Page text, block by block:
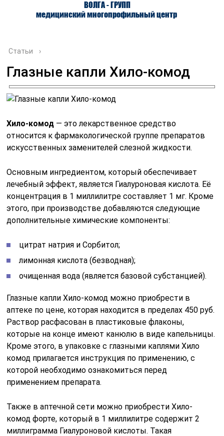
ВОЛГА - ГРУПП
медицинский многопрофильный центр
О ЦЕНТРЕ ВРАЧИ УСЛУГИ
Статьи ›
Глазные капли Хило-комод
Хило-комод — это лекарственное средство
относится к фармакологической группе препаратов
искусственных заменителей слезной жидкости.
Основным ингредиентом, который обеспечивает
лечебный эффект, является Гиалуроновая кислота. Её
концентрация в 1 миллилитре составляет 1 мг. Кроме
этого, при производстве добавляются следующие
дополнительные химические компоненты:
цитрат натрия и Сорбитол;
лимонная кислота (безводная);
очищенная вода (является базовой субстанцией).
Глазные капли Хило-комод можно приобрести в
аптеке по цене, которая находится в пределах 450 руб.
Раствор расфасован в пластиковые флаконы,
которые на конце имеют канюлю в виде капельницы.
Кроме этого, в упаковке с глазными каплями Хило
комод прилагается инструкция по применению, с
которой необходимо ознакомиться перед
применением препарата.
Также в аптечной сети можно приобрести Хило-
комод форте, который в 1 миллилитре содержит 2
миллиграмма Гиалуроновой кислоты. Такая